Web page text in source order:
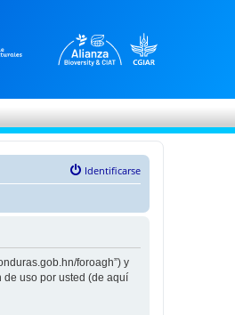
Identificarse
foroagh”) y
de uso por usted (de aquí